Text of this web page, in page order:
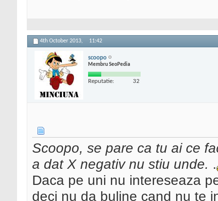
4th October 2013, 11:42
scoopo
Membru SeoPedia
Reputatie: 32
Scoopo, se pare ca tu ai ce
a dat X negativ nu stiu unde. .
Daca pe uni nu intereseaza
deci nu da buline cand nu te